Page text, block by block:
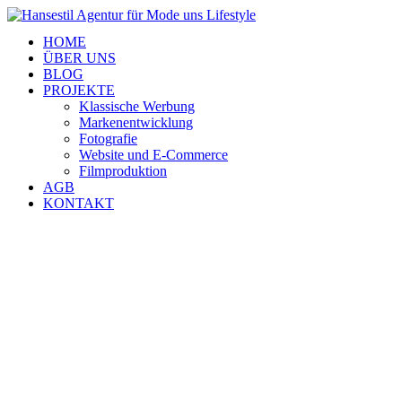
HOME
ÜBER UNS
BLOG
PROJEKTE
Klassische Werbung
Markenentwicklung
Fotografie
Website und E-Commerce
Filmproduktion
AGB
KONTAKT